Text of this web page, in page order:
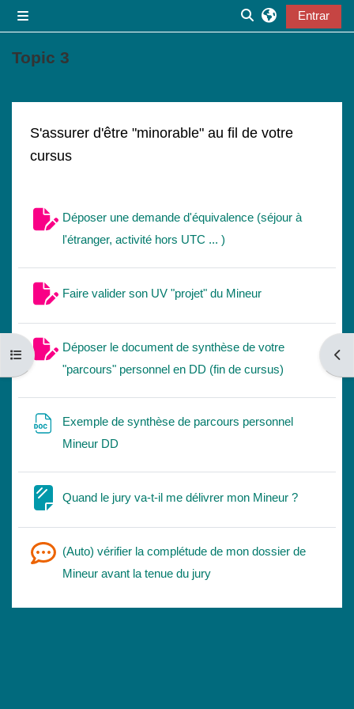
Alternar a entrada
Entrar
Abrir índice da disciplina
Topic 3
S'assurer d'être "minorable" au fil de votre
cursus
Déposer une demande d'équivalence (séjour à
l'étranger, activité hors UTC ... )
Faire valider son UV "projet" du MineurTrabalho
Déposer le document de synthèse de votre
"parcours" personnel en DD (fin de cursus) Trabalho
Exemple de synthèse de parcours personnel
Mineur DD
Quand le jury va-t-il me délivrer mon Mineur ?Página
(Auto) vérifier la complétude de mon dossier de
Mineur avant la tenue du juryInquérito